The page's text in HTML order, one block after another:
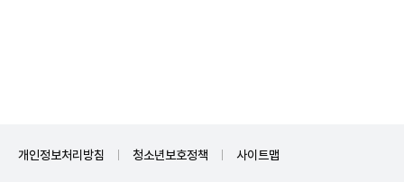
개인정보처리방침 청소년보호정책 사이트맵